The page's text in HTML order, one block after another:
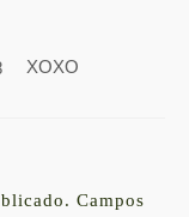
XOXO
Campos